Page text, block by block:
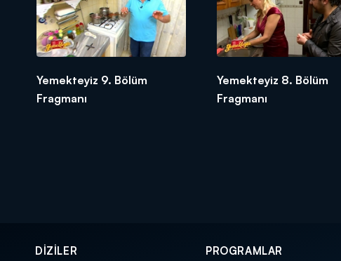
Yemekteyiz 9. Bölüm
Fragmanı
Yemekteyiz 8. Bölüm
Fragmanı
DİZİLER PROGRAMLAR